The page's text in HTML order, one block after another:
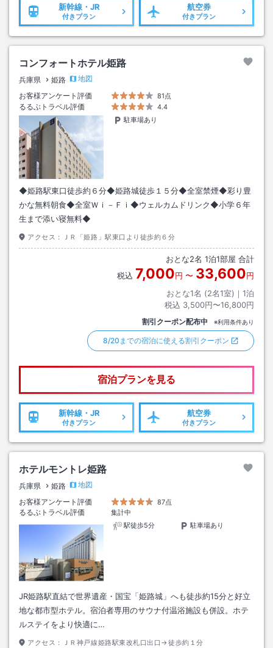
新幹線・JR
付きプラン
航空券
付きプラン
コンフォートホテル姫路
兵庫県 姫路
地図
お客様アンケート評価
81点
るるぶトラベル評価
4.4
駐車場あり
◆姫路駅東口徒歩約６分◆姫路城徒歩１５分◆全室禁煙◆彩り豊
かな無料朝食◆全室Ｗｉ－Ｆｉ◆ウェルカムドリンク◆小学６年
生まで添い寝無料◆
アクセス： ＪＲ「姫路」駅東口より徒歩約６分
おとな2名 1泊1部屋 合計
税込 7,000円 〜 33,600円
おとな1名 (2名1室)｜ 1泊
税込 3,500円〜16,800円
割引クーポン配布中 ※利用条件あり
8/20までの宿泊に使える割引クーポン
宿泊プランを見る
新幹線・JR
付きプラン
航空券
付きプラン
ホテルモントレ姫路
兵庫県 姫路
地図
お客様アンケート評価
87点
るるぶトラベル評価
集計中
駅徒歩5分
駐車場あり
JR姫路駅直結で世界遺産・国宝「姫路城」へも徒歩約15分と好立
地な都市型ホテル。宿泊者専用のサウナ付温浴施設も併設。ホテ
ルステイをより快適に…
アクセス： ＪＲ神戸線姫路駅東改札口出口→徒歩約１分